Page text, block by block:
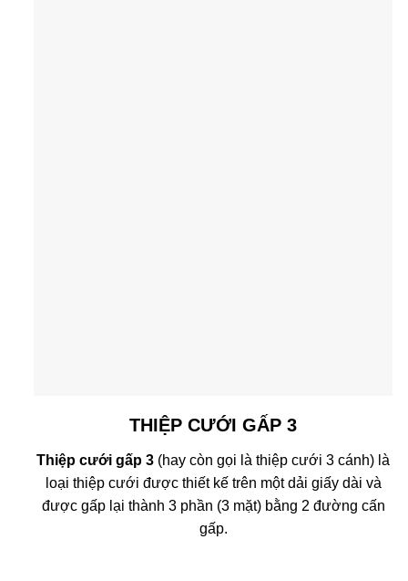
THIỆP CƯỚI GẤP 3
Thiệp cưới gấp 3 (hay còn gọi là thiệp cưới 3 cánh) là
loại thiệp cưới được thiết kế trên một dải giấy dài và
được gấp lại thành 3 phần (3 mặt) bằng 2 đường cấn
gấp.